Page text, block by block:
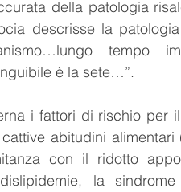
della patologia
descrisse la
tempo
è la sete…”.
i fattori di rischio per
abitudini
con il ridotto
la